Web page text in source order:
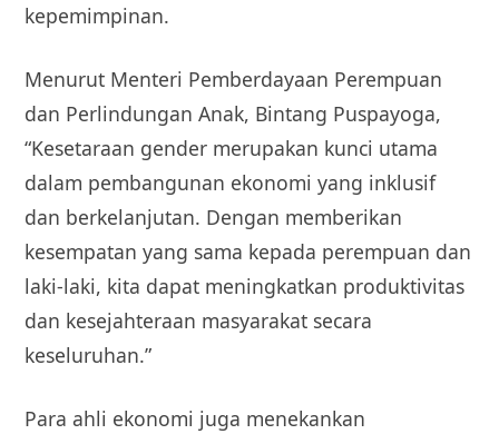
kepemimpinan.
Menurut Menteri Pemberdayaan Perempuan
dan Perlindungan Anak, Bintang Puspayoga,
“Kesetaraan gender merupakan kunci utama
dalam pembangunan ekonomi yang inklusif
dan berkelanjutan. Dengan memberikan
kesempatan yang sama kepada perempuan dan
laki-laki, kita dapat meningkatkan produktivitas
dan kesejahteraan masyarakat secara
keseluruhan.”
Para ahli ekonomi juga menekankan